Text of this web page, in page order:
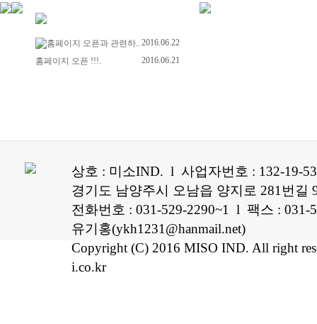
홈페이지 오픈과 관련하.. 2016.06.22
홈페이지 오픈 !!!.
2016.06.21
상호 : 미소IND. l 사업자번호 : 132-19-
경기도 남양주시 오남읍 양지로 281번길
전화번호 : 031-529-2290~1 l 팩스 :
유기홍(ykh1231@hanmail.net)
Copyright (C) 2016 MISO IND. All right
i.co.kr